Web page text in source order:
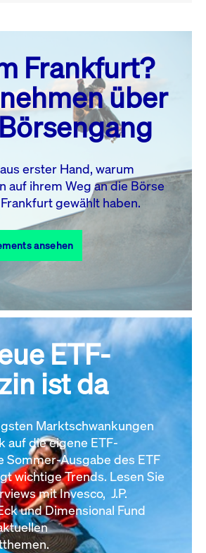
MI. DO. FR. SA. SO.
1
2
5 6 7 8
13 14
19 20 21 22
23
27 28
Alle Events
Frankfurt?
über
erster Hand, warum
auf ihrem Weg an die Börse
gewählt haben.
ansehen
ETF-
ist da
Marktschwankungen
auf die eigene ETF-
Sommer-Ausgabe des ETF
wichtige Trends. Lesen Sie
mit Invesco, J.P.
und Dimensional Fund